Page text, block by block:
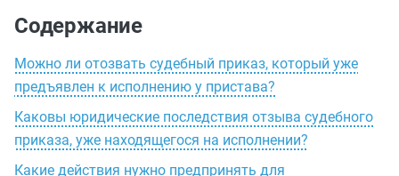
Содержание
Можно ли отозвать судебный приказ, который уже
предъявлен к исполнению у пристава?
Каковы юридические последствия отзыва судебного
приказа, уже находящегося на исполнении?
Какие действия нужно предпринять для